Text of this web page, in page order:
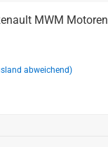
MWM Motoren
abweichend)